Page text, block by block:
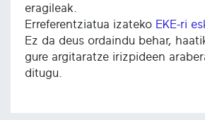
eragileak.
Erreferentziatua izateko EKE-ri
Ez da deus ordaindu behar,
gure argitaratze irizpideen
ditugu.